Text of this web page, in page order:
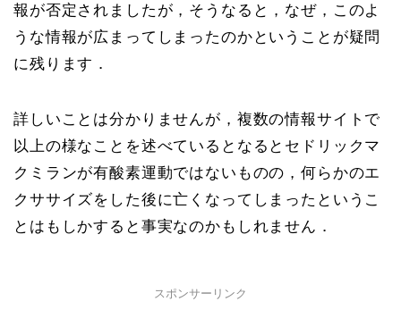
報が否定されましたが，そうなると，なぜ，このよ
うな情報が広まってしまったのかということが疑問
に残ります．
詳しいことは分かりませんが，複数の情報サイトで
以上の様なことを述べているとなるとセドリックマ
クミランが有酸素運動ではないものの，何らかのエ
クササイズをした後に亡くなってしまったというこ
とはもしかすると事実なのかもしれません．
スポンサーリンク